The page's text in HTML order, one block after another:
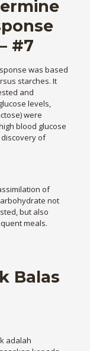
#7
was based
starches. It
and
levels,
were
blood glucose
of
of
not
but also
meals.
Balas
adalah